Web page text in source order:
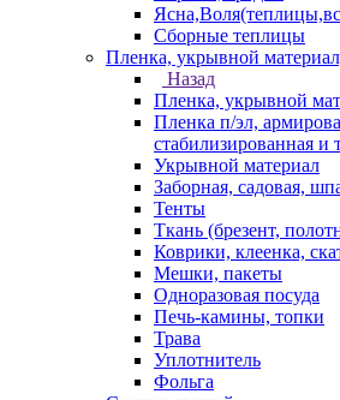
Сборные теплицы
Пленка, укрывной
Назад
Пленка, укрывной
Пленка п/эл,
стабилизированная и
Укрывной материал
Заборная, садовая,
Тенты
Ткань (брезент,
Коврики, клеенка,
Мешки, пакеты
Одноразовая посуда
Печь-камины, топки
Трава
Уплотнитель
Фольга